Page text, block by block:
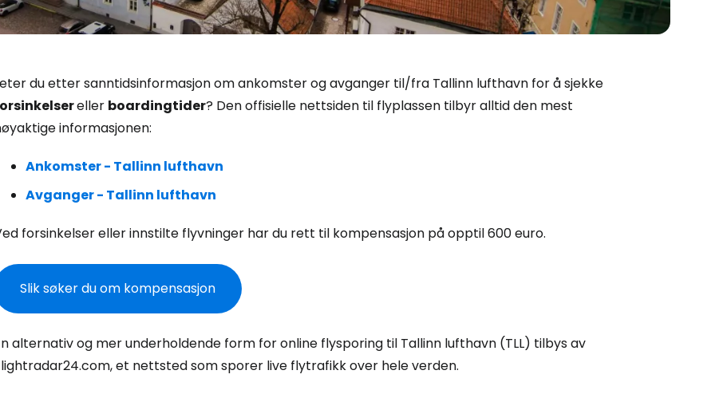
du etter sanntidsinformasjon om ankomster og avganger til/fra Tallinn lufthavn for å sjekke
eller boardingtider? Den offisielle nettsiden til flyplassen tilbyr alltid den mest
informasjonen:
Ankomster - Tallinn lufthavn
Avganger - Tallinn lufthavn
forsinkelser eller innstilte flyvninger har du rett til kompensasjon på opptil 600 euro.
Slik søker du om kompensasjon
alternativ og mer underholdende form for online flysporing til Tallinn lufthavn (TLL) tilbys av
et nettsted som sporer live flytrafikk over hele verden.
Logg inn på Cestee
... det verdensomspennende reisefellesskapet
Fortsett med Facebook